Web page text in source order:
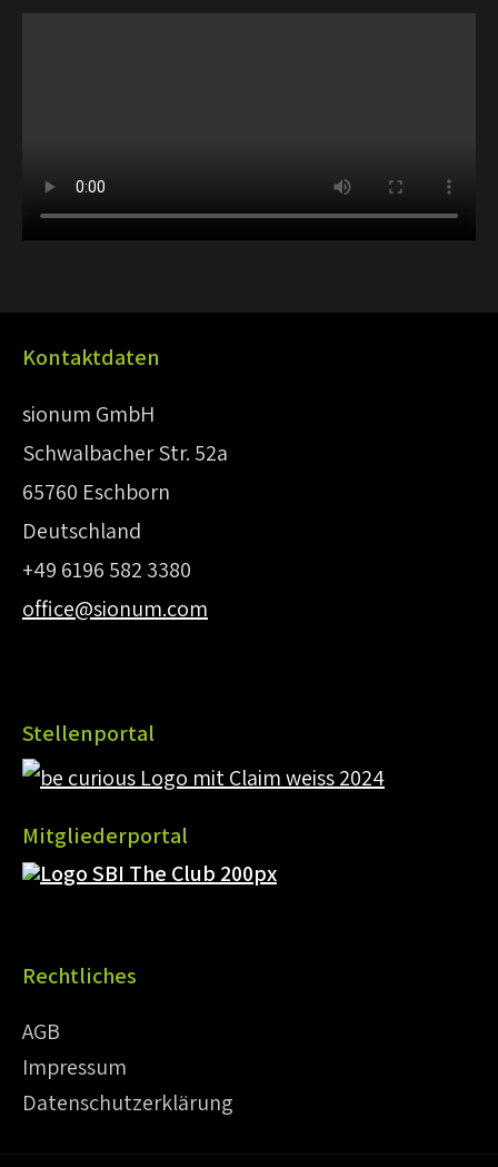
Kontaktdaten
sionum GmbH
Schwalbacher Str. 52a
65760 Eschborn
Deutschland
+49 6196 582 3380
office@sionum.com
Stellenportal
Mitgliederportal
Rechtliches
AGB
Impressum
Datenschutzerklärung